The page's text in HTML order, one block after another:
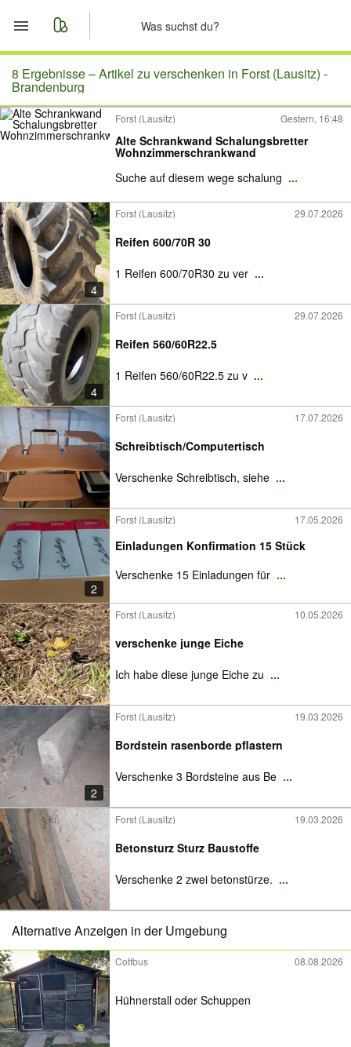
Start
Merkliste
Nachrichten
Anzeige aufgeben
8 Ergebnisse –Artikel zu verschenken in Forst (Lausitz) -
Brandenburg
Forst (Lausitz) Gestern, 16:48
Alte Schrankwand Schalungsbretter
Wohnzimmerschrankwand
Suche auf diesem wege schalung ...
4
Forst (Lausitz) 29.07.2026
Reifen 600/70R 30
1 Reifen 600/70R30 zu ver ...
4
Forst (Lausitz) 29.07.2026
Reifen 560/60R22.5
1 Reifen 560/60R22.5 zu v ...
Forst (Lausitz) 17.07.2026
Schreibtisch/Computertisch
Verschenke Schreibtisch, siehe ...
2
Forst (Lausitz) 17.05.2026
Einladungen Konfirmation 15 Stück
Verschenke 15 Einladungen für ...
Forst (Lausitz) 10.05.2026
verschenke junge Eiche
Ich habe diese junge Eiche zu ...
2
Forst (Lausitz) 19.03.2026
Bordstein rasenborde pflastern
Verschenke 3 Bordsteine aus Be ...
Forst (Lausitz) 19.03.2026
Betonsturz Sturz Baustoffe
Verschenke 2 zwei betonstürze. ...
Alternative Anzeigen in der Umgebung
Cottbus 08.08.2026
Hühnerstall oder Schuppen